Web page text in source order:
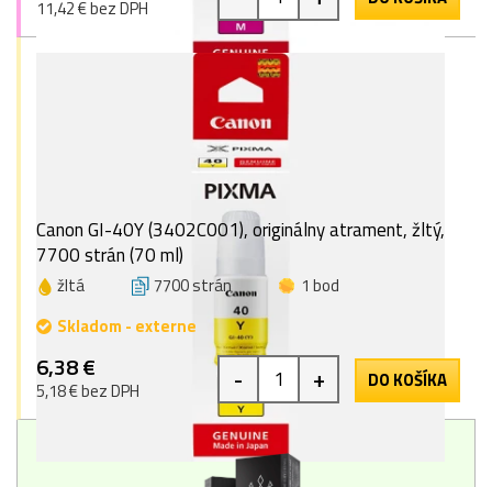
11,42 € bez DPH
Canon GI-40Y (3402C001), originálny atrament, žltý,
7700 strán (70 ml)
žltá 7700 strán
1 bod
Skladom - externe
6,38 €
5,18 € bez DPH - + DO KOŠÍKA